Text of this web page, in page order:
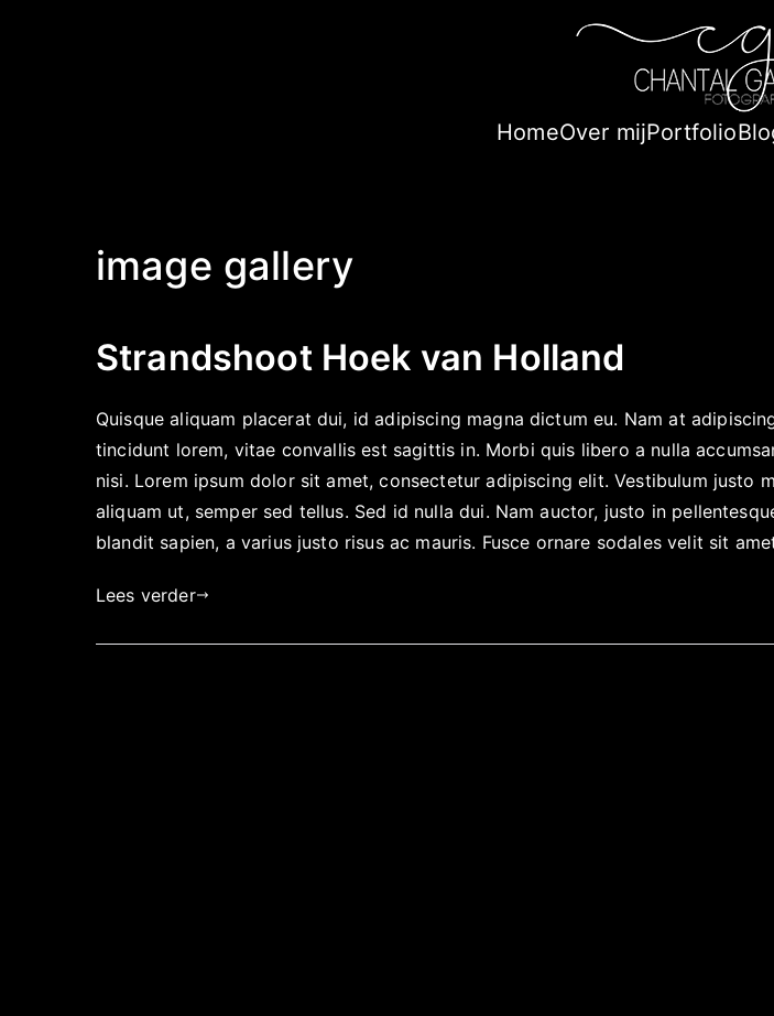
HomeOver mijPortfolio
image gallery
Strandshoot Hoek van Holland
Quisque aliquam placerat dui, id adipiscing magna dictum eu. Nam at
tincidunt lorem, vitae convallis est sagittis in. Morbi quis libero a nulla
nisi. Lorem ipsum dolor sit amet, consectetur adipiscing elit. Vestibulum justo
aliquam ut, semper sed tellus. Sed id nulla dui. Nam auctor, justo in
blandit sapien, a varius justo risus ac mauris. Fusce ornare sodales velit sit
Lees verder